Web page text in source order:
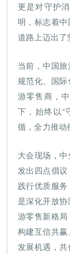
更是对守护
明，标志着
道路上迈出了
当前，中国
规范化、国
游零售商，
下，始终以“
循，全力推动
大会现场，
发出四点倡议
践行优质服
是深化开放
游零售新格局
构建互信共
发展机遇，